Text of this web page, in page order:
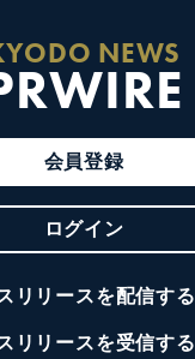
NEWS
会員登録
ログイン
リリースを配信する
リリースを受信する